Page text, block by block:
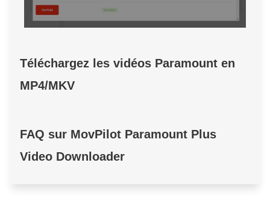
Téléchargez les vidéos Paramount en
MP4/MKV
FAQ sur MovPilot Paramount Plus
Video Downloader